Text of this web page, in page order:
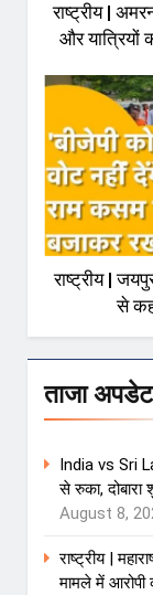
राष्ट्रीय |
और यात्रियों
राष्ट्रीय |
से
ताजा अपडेट
India vs Sri
से रुका,
August 8,
राष्ट्रीय |
मामले में आरोपी